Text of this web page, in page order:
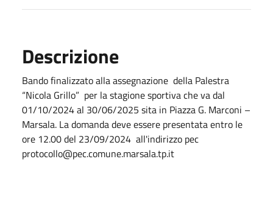
Descrizione
Bando finalizzato alla assegnazione della Palestra
“Nicola Grillo” per la stagione sportiva che va dal
01/10/2024 al 30/06/2025 sita in Piazza G. Marconi –
Marsala. La domanda deve essere presentata entro le
ore 12.00 del 23/09/2024 all'indirizzo pec
protocollo@pec.comune.marsala.tp.it